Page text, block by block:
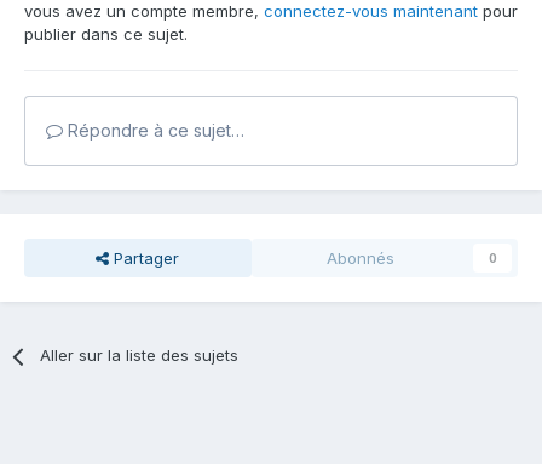
vous avez un compte membre, connectez-vous maintenant pour
publier dans ce sujet.
Répondre à ce sujet…
Partager Abonnés 0
Aller sur la liste des sujets